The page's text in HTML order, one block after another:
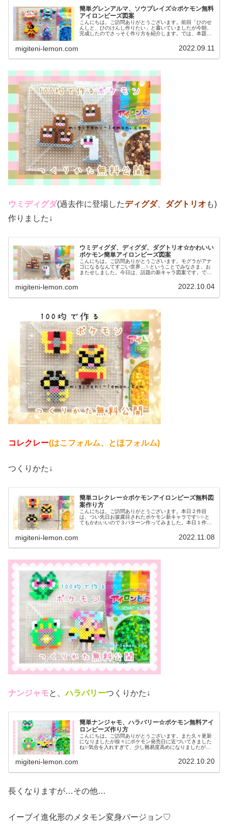
簡単グレンアルマ、ソウブレイズ☆ポケモン無料
アイロンビーズ図案
こんにちは。ご訪問ありがとうございます。前回「ひのせ
んしと、ひのけんし作りたい」と書いていましたが今朝、
完成したのでさっそく作り方を紹介します。では、本題へ↓
migiteni-lemon.com 2022.09.11
ウミディグダ(過去作に登場したディグダ、 ダグトリオ も)
作りました↓
ウミディグダ、ディグダ、ダグトリオ☆かわいい
ポケモン簡単アイロンビーズ図案
こんにちは。ご訪問ありがとうございます。モグラがアナ
ゴになるなんてすごい世界…✨ということでみなさま、お
またせしました。今日は、話題の新キャラ図案です。で
migiteni-lemon.com 2022.10.04
コレクレー(はこフォルム、とほフォルム)
つくりかた↓
簡単コレクレー☆ポケモンアイロンビーズ無料図
案作り方
こんにちは。ご訪問ありがとうございます。本日２作目
は、つい先日お披露目されたポケモン新キャラです✨✨と
てもかわいいので３パターン作ってみました。本日１作目
migiteni-lemon.com 2022.11.08
ナンジャモと、ハラバリーつくりかた↓
簡単ナンジャモ、ハラバリー☆ポケモン無料アイ
ロンビーズ作り方
こんにちは。ご訪問ありがとうございます。また久々更新
になりましたが徐々にポケモン発売日に近づいてきました
ね✨気合を入れすぎて、少し難易度高めになりましたがぜ
migiteni-lemon.com 2022.10.20
長くなりますが…その他…
イーブイ進化形のメタモン変身バージョン♡